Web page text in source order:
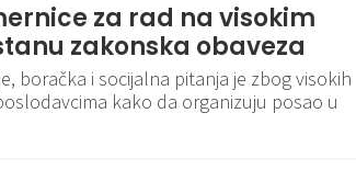
za rad na visokim
zakonska obaveza
boračka i socijalna pitanja je zbog visokih
kako da organizuju posao u